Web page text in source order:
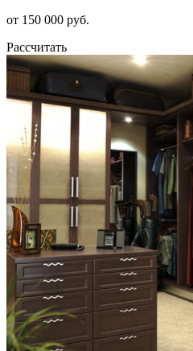
от 150 000 руб.
Рассчитать